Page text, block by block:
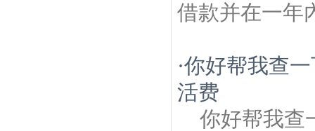
借款并在一年
·你好帮我查
活费
你好帮我查